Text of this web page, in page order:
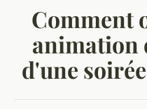
Comment
animation
d'une